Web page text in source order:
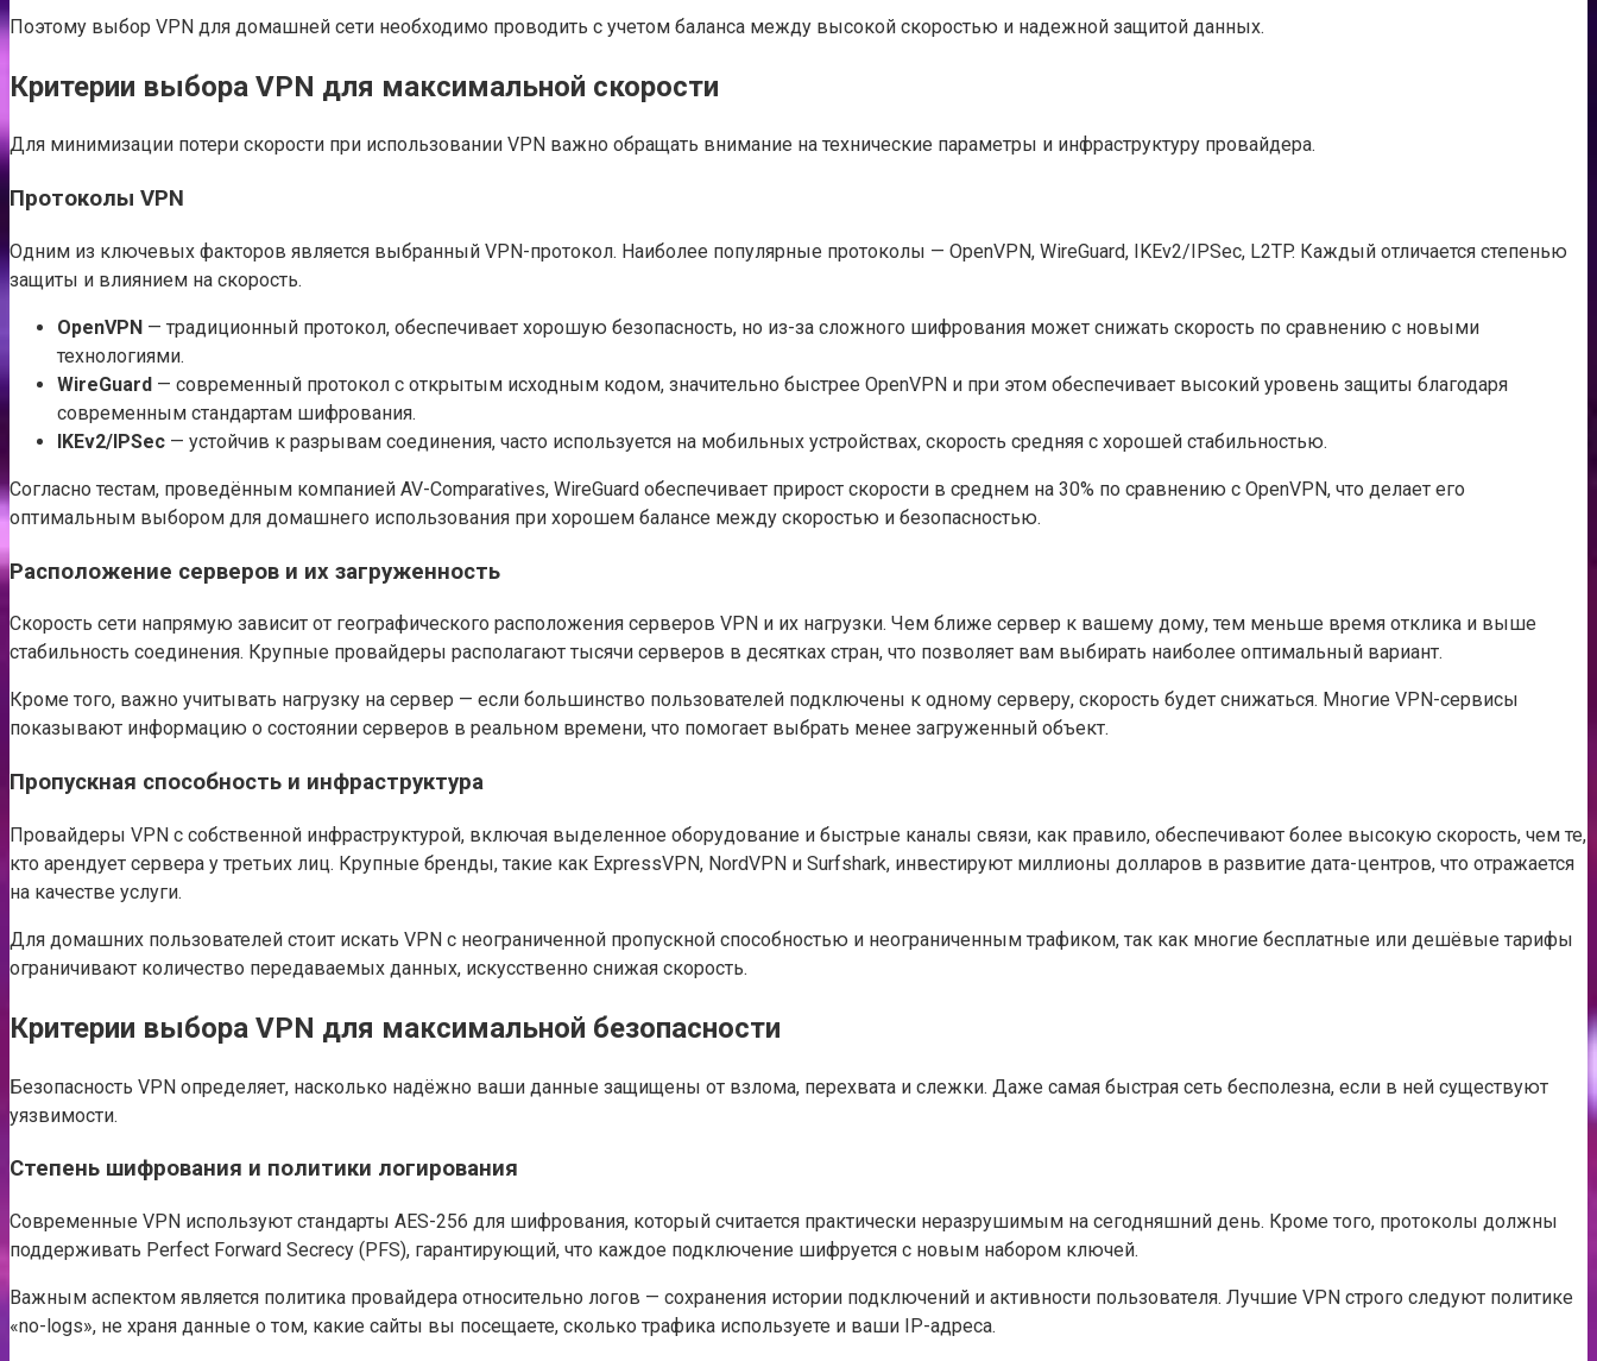
Поэтому выбор VPN для домашней сети необходимо проводить с учетом баланса между высокой скоростью и надежной защитой данных.
Критерии выбора VPN для максимальной скорости
Для минимизации потери скорости при использовании VPN важно обращать внимание на технические параметры и инфраструктуру провайдера.
Протоколы VPN
Одним из ключевых факторов является выбранный VPN-протокол. Наиболее популярные протоколы — OpenVPN, WireGuard, IKEv2/IPSec, L2TP. Каждый отличается степенью
защиты и влиянием на скорость.
OpenVPN — традиционный протокол, обеспечивает хорошую безопасность, но из-за сложного шифрования может снижать скорость по сравнению с новыми
технологиями.
WireGuard — современный протокол с открытым исходным кодом, значительно быстрее OpenVPN и при этом обеспечивает высокий уровень защиты благодаря
современным стандартам шифрования.
IKEv2/IPSec — устойчив к разрывам соединения, часто используется на мобильных устройствах, скорость средняя с хорошей стабильностью.
Согласно тестам, проведённым компанией AV-Comparatives, WireGuard обеспечивает прирост скорости в среднем на 30% по сравнению с OpenVPN, что делает его
оптимальным выбором для домашнего использования при хорошем балансе между скоростью и безопасностью.
Расположение серверов и их загруженность
Скорость сети напрямую зависит от географического расположения серверов VPN и их нагрузки. Чем ближе сервер к вашему дому, тем меньше время отклика и выше
стабильность соединения. Крупные провайдеры располагают тысячи серверов в десятках стран, что позволяет вам выбирать наиболее оптимальный вариант.
Кроме того, важно учитывать нагрузку на сервер — если большинство пользователей подключены к одному серверу, скорость будет снижаться. Многие VPN-сервисы
показывают информацию о состоянии серверов в реальном времени, что помогает выбрать менее загруженный объект.
Пропускная способность и инфраструктура
Провайдеры VPN с собственной инфраструктурой, включая выделенное оборудование и быстрые каналы связи, как правило, обеспечивают более высокую скорость, чем те,
кто арендует сервера у третьих лиц. Крупные бренды, такие как ExpressVPN, NordVPN и Surfshark, инвестируют миллионы долларов в развитие дата-центров, что отражается
на качестве услуги.
Для домашних пользователей стоит искать VPN с неограниченной пропускной способностью и неограниченным трафиком, так как многие бесплатные или дешёвые тарифы
ограничивают количество передаваемых данных, искусственно снижая скорость.
Критерии выбора VPN для максимальной безопасности
Безопасность VPN определяет, насколько надёжно ваши данные защищены от взлома, перехвата и слежки. Даже самая быстрая сеть бесполезна, если в ней существуют
уязвимости.
Степень шифрования и политики логирования
Современные VPN используют стандарты AES-256 для шифрования, который считается практически неразрушимым на сегодняшний день. Кроме того, протоколы должны
поддерживать Perfect Forward Secrecy (PFS), гарантирующий, что каждое подключение шифруется с новым набором ключей.
Важным аспектом является политика провайдера относительно логов — сохранения истории подключений и активности пользователя. Лучшие VPN строго следуют политике
«no-logs», не храня данные о том, какие сайты вы посещаете, сколько трафика используете и ваши IP-адреса.